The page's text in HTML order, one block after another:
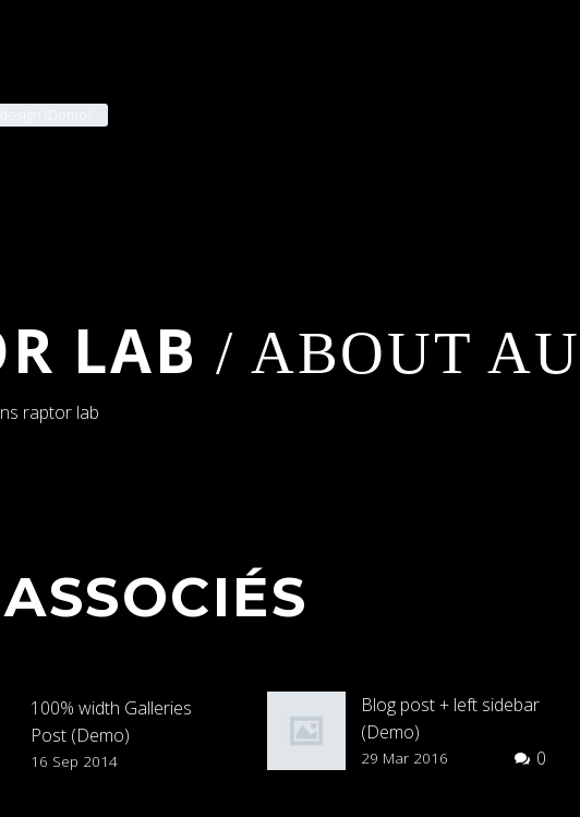
LAB/ ABOUT
raptor lab
100% width Galleries
Post (Demo)
Lorem Ipsum. Proin
16 Sep 2014
Blog post + left sidebar
(Demo)
Lorem Ipsum. Proin
0
29 Mar 2016